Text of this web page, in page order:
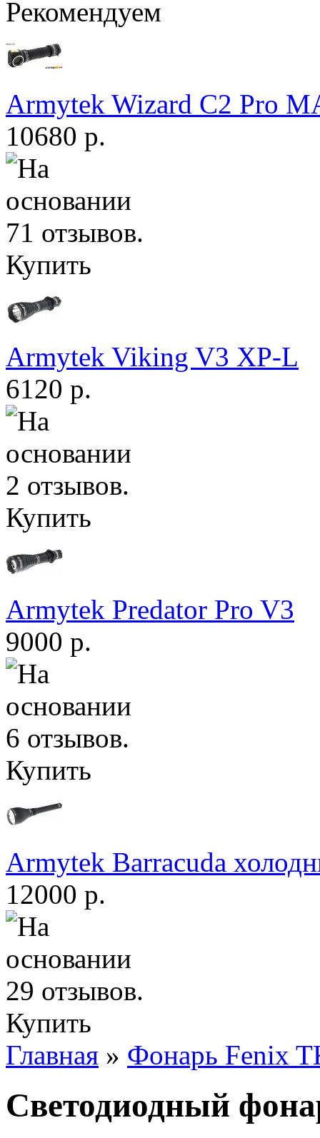
Рекомендуем
Armytek Wizard С2 Pro
10680 р.
Купить
Armytek Viking V3 XP-L
6120 р.
Купить
Armytek Predator Pro V3
9000 р.
Купить
Armytek Barracuda
12000 р.
Купить
Главная » Фонарь Fenix
Светодиодный